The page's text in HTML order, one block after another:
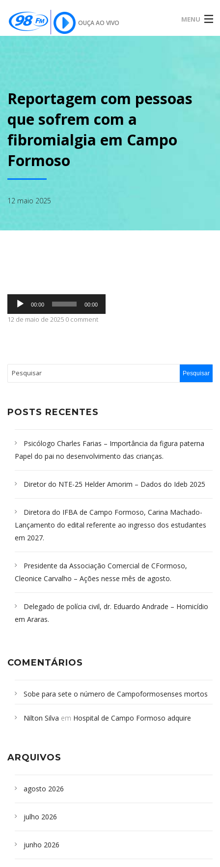
OUÇA AO VIVO MENU
SOBRE
NOTÍCIAS
PODCAST
GALERIA
Reportagem com pessoas
que sofrem com a
fibromialgia em Campo
Formoso
12 maio 2025
Tocador
áudio
00:00 00:00
12 de maio de 2025 0 comment
POSTS RECENTES
Psicólogo Charles Farias – Importância da figura paterna
Papel do pai no desenvolvimento das crianças.
Diretor do NTE-25 Helder Amorim – Dados do Ideb 2025
Diretora do IFBA de Campo Formoso, Carina Machado-
Lançamento do edital referente ao ingresso dos estudantes
em 2027.
Presidente da Associação Comercial de CFormoso,
Cleonice Carvalho – Ações nesse mês de agosto.
Delegado de polícia civil, dr. Eduardo Andrade – Homicídio
em Araras.
COMENTÁRIOS
Sobe para sete o número de Campoformosenses mortos
Campoformosenses que morreram em desabamentos são
Nilton Silva em Hospital de Campo Formoso adquire
ARQUIVOS
agosto 2026
julho 2026
junho 2026